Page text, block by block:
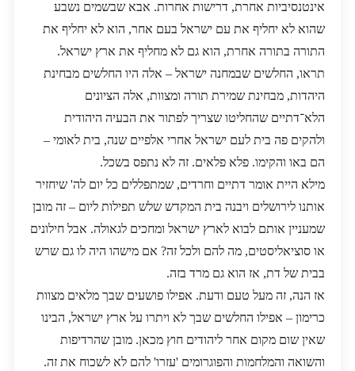
אינטנסיביות אחרת, דרישות אחרות. אבא שבשמים נשבע
שהוא לא יחליף את עם ישראל בעם אחר, הוא לא יחליף את
התורה בתורה אחרת, הוא גם לא מחליף את ארץ ישראל.
תראו, החלשים שבמחנה ישראל – אלה היו החלשים מבחינת
היהדות, מבחינת שמירת תורה ומצוות, אלה הציונים
הלא־דתיים שהחליטו שצריך לפתור את הבעיה היהודית
ולהקים פה בית לעם ישראל אחרי אלפיים שנה, בית לאומי –
הם באו והקימו. פלא פלאים. זה לא נתפס בשכל.
מילא היית אומר דתיים וחרדים, שמתפללים כל יום לה' שיחזיר
אותנו לירושלים ויבנה בית המקדש שלש תפילות ליום – זה מובן
שמעניין אותם לבוא לארץ ישראל ומחכים לגאולה. אבל חילונים
או סוציאליסטים, מה להם ולכל זה? אם מישהו היה לו גם שרש
בבית של דת, אז הוא גם מרד בזה.
אז הנה, זה מעל טעם ודעת. אפילו פושעים שבך מלאים מצוות
כרימון – אפילו החלשים שבך לא ויתרו על ארץ ישראל, הבינו
שאין שום מקום אחר ליהודים חוץ מכאן. מובן שהרדיפות
והשואה והמלחמות והפוגרומים 'עזרו' להם לא לשכוח את זה.